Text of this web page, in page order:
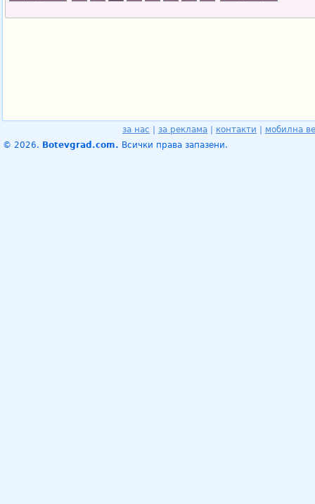
за нас за реклама контакти
мобилна
© 2026. Botevgrad.com. Всички права запазени.